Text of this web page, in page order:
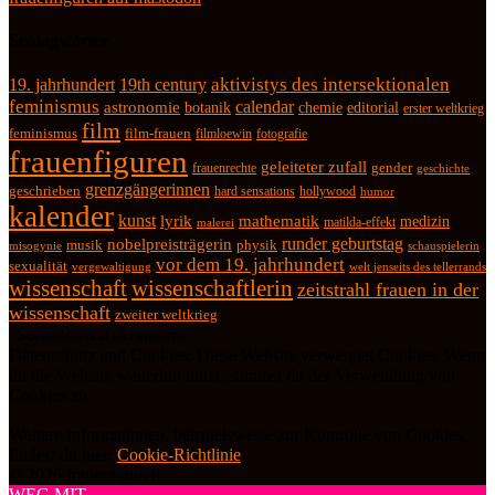
19. jahrhundert 19th century aktivistys des intersektionalen
feminismus astronomie botanik calendar chemie editorial erster weltkrieg
feminismus film film-frauen filmloewin fotografie
frauenfiguren frauenrechte geleiteter zufall gender geschichte
geschrieben grenzgängerinnen hard sensations hollywood humor
kalender kunst lyrik malerei mathematik matilda-effekt medizin
misogynie musik nobelpreisträgerin physik runder geburtstag schauspielerin
sexualität vergewaltigung vor dem 19. jahrhundert welt jenseits des tellerrands
wissenschaftwissenschaftlerin zeitstrahl frauen in der
wissenschaft zweiter weltkrieg
Cookie-Richtlinie